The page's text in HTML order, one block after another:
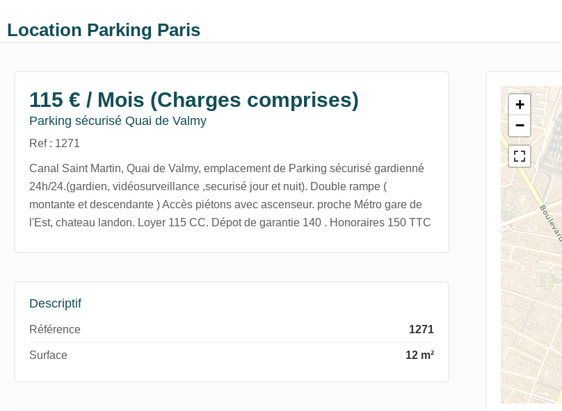
Location Parking Paris
115 € / Mois (Charges comprises)
Parking sécurisé Quai de Valmy
Ref : 1271
Canal Saint Martin, Quai de Valmy, emplacement de Parking sécurisé gardienné
24h/24.(gardien, vidéosurveillance ,securisé jour et nuit). Double rampe (
montante et descendante ) Accès piétons avec ascenseur. proche Métro gare de
l'Est, chateau landon. Loyer 115 CC. Dépot de garantie 140 . Honoraires 150 TTC
Descriptif
Référence 1271
Surface 12 m²
+
−